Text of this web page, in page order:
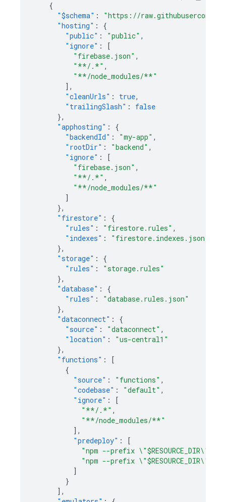
{
"$schema" :
"https://
"hosting" :
{
"public" : "public" ,
"ignore" :
[
"firebase.json" ,
"**/.*" ,
"**/node_modules/**"
],
"cleanUrls" : true,
"trailingSlash" :
false
},
"apphosting" :
{
"backendId" : "my-app" ,
"rootDir" : "backend" ,
"ignore" :
[
"firebase.json" ,
"**/.*" ,
"**/node_modules/**"
]
},
"firestore" :
{
"rules" : "firestore.rules" ,
"indexes" :
"firestore.indexes.json"
},
"storage" :
{
"rules" :
"storage.rules"
},
"database" :
{
"rules" :
"database.rules.json"
},
"dataconnect" :
{
"source" : "dataconnect" ,
"location" :
"us-central1"
},
"functions" :
[
{
"source" : "functions" ,
"codebase" : "default" ,
"ignore" :
[
"**/.*" ,
"**/node_modules/**"
],
"predeploy" :
[
"npm --prefix \"$RESOURCE_DIR\"
"npm --prefix \"$RESOURCE_DIR\"
]
}
],